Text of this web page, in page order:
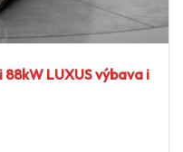
LUXUS výbava i